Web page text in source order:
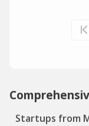
Startups from